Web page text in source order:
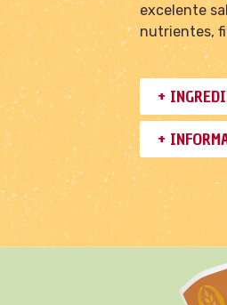
excelente
nutrientes,
+
+